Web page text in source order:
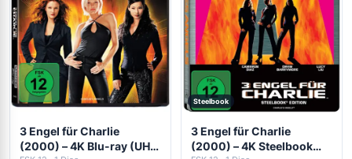
3 Engel für Charlie
(2000) – 4K Blu-ray (UHD
Steelbook
3 Engel für Charlie
(2000) – 4K Steelbook